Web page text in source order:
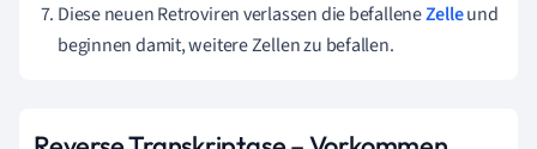
Diese neuen Retroviren verlassen die befalleneZelleund
beginnen damit, weitere Zellen zu befallen.